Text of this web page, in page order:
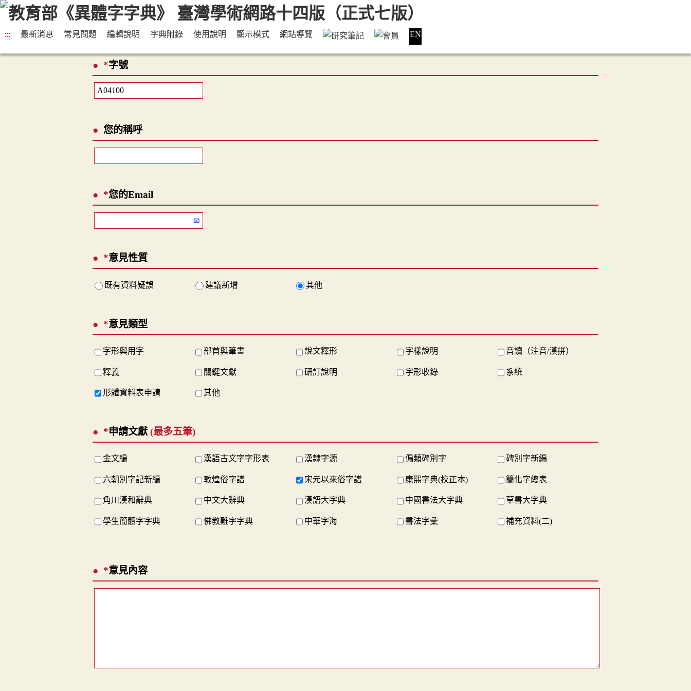
::: 最新消息 常見問題 編輯說明 字典附錄 使用說明 顯示模式 網站導覽 EN
*字號
您的稱呼
*您的Email
*意見性質
既有資料疑誤 建議新增 其他
*意見類型
字形與用字 部首與筆畫 說文釋形 字樣說明 音讀（注音/漢拼）
釋義 關鍵文獻 研訂說明 字形收錄 系統
形體資料表申請 其他
*申請文獻 (最多五筆)
金文編 漢語古文字字形表 漢隸字源 偏類碑別字 碑別字新編
六朝別字記新編 敦煌俗字譜 宋元以來俗字譜 康熙字典(校正本) 簡化字總表
角川漢和辭典 中文大辭典 漢語大字典 中國書法大字典 草書大字典
學生簡體字字典 佛教難字字典 中華字海 書法字彙 補充資料(二)
*意見內容